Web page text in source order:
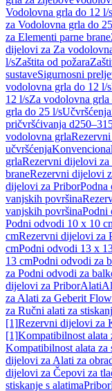
Vodolovna grla do 12 l/s
za Vodolovna grla do
za Elementi parne brane
dijelovi za Za
l/sZaštita od požara
sustaveSigurnosni
vodolovna grla do 12 l/s
12 l/sZa vodolovna grla
grla do 25 l/sUčvršćenja
pričvršćivanja
vodolovna grla
učvršćenja
grlaRezervni dijelovi
braneRezervni dijelovi
dijelovi za PriborPodna
vanjskih površina
vanjskih površinaPodni
Podni odvodi 10 x 10
cmRezervni dijelovi za
cmPodni odvodi 13 x
13 cmPodni odvodi za
za Podni odvodi za
dijelovi za PriborAlati
za Alati za Geberit
za Ručni alati za
[1]Rezervni dijelovi za
[1]Kompatibilnost alata
Kompatibilnost alata za
dijelovi za Alati za
dijelovi za Čepovi za
stiskanje s alatimaPribor